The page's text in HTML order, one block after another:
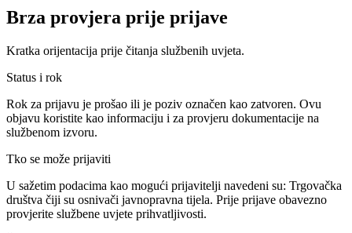
Brza provjera prije prijave
Kratka orijentacija prije čitanja službenih uvjeta.
Status i rok
Rok za prijavu je prošao ili je poziv označen kao zatvoren. Ovu
objavu koristite kao informaciju i za provjeru dokumentacije na
službenom izvoru.
Tko se može prijaviti
U sažetim podacima kao mogući prijavitelji navedeni su: Trgovačka
društva čiji su osnivači javnopravna tijela. Prije prijave obavezno
provjerite službene uvjete prihvatljivosti.